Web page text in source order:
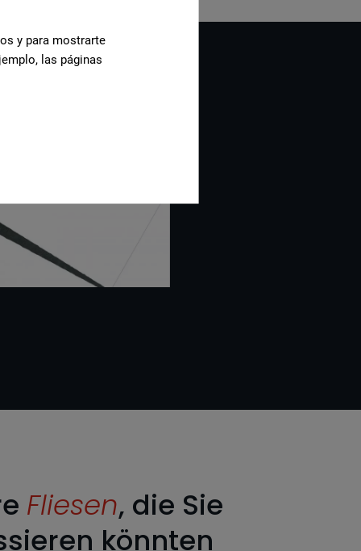
Fliesen, die Sie
könnten
y para mostrarte
las páginas